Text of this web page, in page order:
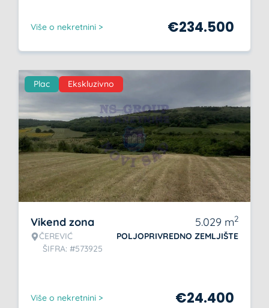
Više o nekretnini > €234.500
Plac Ekskluzivno
Vikend zona
ČEREVIĆ
ŠIFRA: #573925
5.029 m2
POLJOPRIVREDNO ZEMLJIŠTE
Više o nekretnini > €24.400